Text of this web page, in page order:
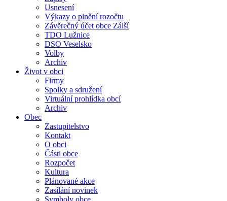
Usnesení
Výkazy o plnění rozočtu
Závěrečný účet obce Zálší
TDO Lužnice
DSO Veselsko
Volby
Archiv
Život v obci
Firmy
Spolky a sdružení
Virtuální prohlídka obcí
Archiv
Obec
Zastupitelstvo
Kontakt
O obci
Části obce
Rozpočet
Kultura
Plánované akce
Zasílání novinek
Symboly obce